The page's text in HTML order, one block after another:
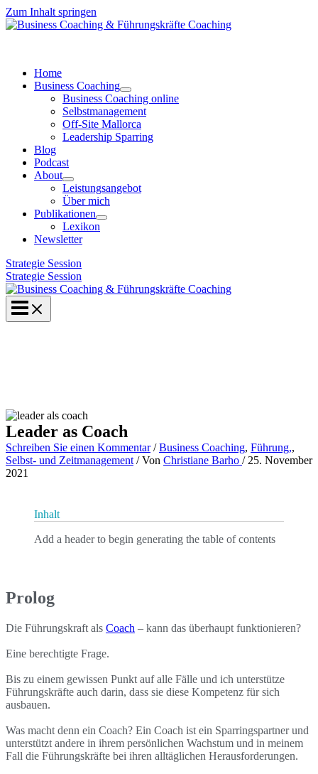
Zum Inhalt springen
Home
Business Coaching
Business Coaching online
Selbstmanagement
Off-Site Mallorca
Leadership Sparring
Blog
Podcast
About
Leistungsangebot
Über mich
Publikationen
Lexikon
Newsletter
Strategie Session
Strategie Session
Leader as Coach
Schreiben Sie einen Kommentar /Business Coaching, Führung,,
Selbst- und Zeitmanagement / Von Christiane Barho / 25. November
2021
Inhalt
Add a header to begin generating the table of contents
Prolog
Die Führungskraft als Coach – kann das überhaupt funktionieren?
Eine berechtigte Frage.
Bis zu einem gewissen Punkt auf alle Fälle und ich unterstütze
Führungskräfte auch darin, dass sie diese Kompetenz für sich
ausbauen.
Was macht denn ein Coach? Ein Coach ist ein Sparringspartner und
unterstützt andere in ihrem persönlichen Wachstum und in meinem
Fall die Führungskräfte bei ihren alltäglichen Herausforderungen.